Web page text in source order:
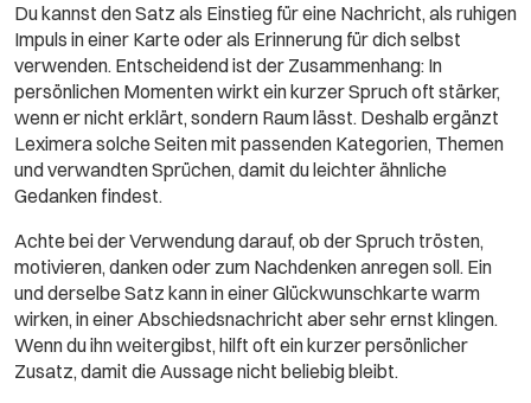
Du kannst den Satz als Einstieg für eine Nachricht, als ruhigen
Impuls in einer Karte oder als Erinnerung für dich selbst
verwenden. Entscheidend ist der Zusammenhang: In
persönlichen Momenten wirkt ein kurzer Spruch oft stärker,
wenn er nicht erklärt, sondern Raum lässt. Deshalb ergänzt
Leximera solche Seiten mit passenden Kategorien, Themen
und verwandten Sprüchen, damit du leichter ähnliche
Gedanken findest.
Achte bei der Verwendung darauf, ob der Spruch trösten,
motivieren, danken oder zum Nachdenken anregen soll. Ein
und derselbe Satz kann in einer Glückwunschkarte warm
wirken, in einer Abschiedsnachricht aber sehr ernst klingen.
Wenn du ihn weitergibst, hilft oft ein kurzer persönlicher
Zusatz, damit die Aussage nicht beliebig bleibt.